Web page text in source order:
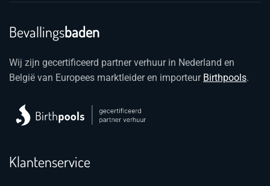
Bevallingsbaden
Wij zijn gecertificeerd partner verhuur in Nederland en
België van Europees marktleider en importeur Birthpools.
Klantenservice